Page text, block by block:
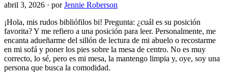
abril 3, 2026 · porJennie Roberson
¡Hola, mis rudos bibliófilos bi! Pregunta: ¿cuál es su posición
favorita? Y me refiero a una posición para leer. Personalmente, me
encanta adueñarme del sillón de lectura de mi abuelo o recostarme
en mi sofá y poner los pies sobre la mesa de centro. No es muy
correcto, lo sé, pero es mi mesa, la mantengo limpia y, oye, soy una
persona que busca la comodidad.